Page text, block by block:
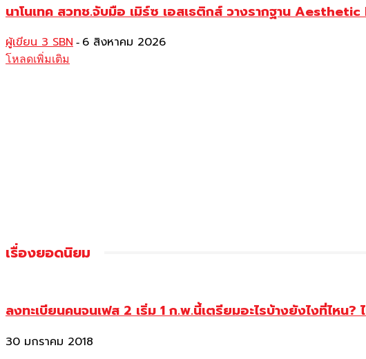
นาโนเทค สวทช.จับมือ เมิร์ซ เอสเธติกส์ วางรากฐาน
ผู้เขียน 3 SBN - 6 สิงหาคม 2026
โหลดเพิ่มเติม
เรื่องยอดนิยม
ลงทะเบียนคนจนเฟส 2 เริ่ม 1 ก.พ.นี้เตรียมอะไรบ้างยังไงที่ไหน?
30 มกราคม 2018